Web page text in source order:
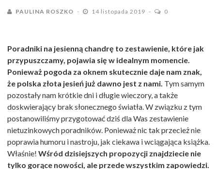
PAULINA ROSZKO 14 listopada 2019 0
Poradniki na jesienną chandrę to zestawienie, które jak
przypuszczamy, pojawia się w idealnym momencie.
Ponieważ pogoda za oknem skutecznie daje nam znak,
że polska złota jesień już dawno jest z nami. Tym samym
pozostały nam krótkie dni i długie wieczory, a także
doskwierający brak słonecznego światła. W związku z tym
postanowiliśmy przygotować dziś dla Was zestawienie
nietuzinkowych poradników. Ponieważ nic tak przecież nie
poprawia humoru i nastroju, jak ciekawa i wciągająca książka.
Właśnie! Wśród dzisiejszych propozycji znajdziecie nie
tylko gorące nowości, ale przede wszystkim zapowiedzi.